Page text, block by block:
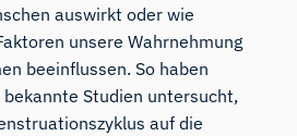
auswirkt oder wie
unsere Wahrnehmung
beeinflussen. So haben
Studien untersucht,
auf die